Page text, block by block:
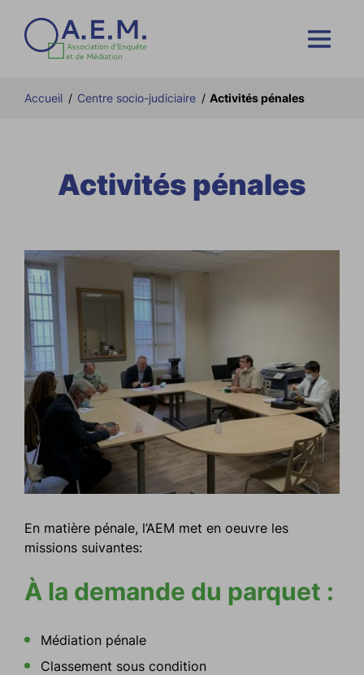
Accueil / Centre socio-judiciaire / Activités pénales
Activités pénales
En matière pénale, l’AEM met en oeuvre les
missions suivantes:
À la demande du parquet :
Médiation pénale
Classement sous condition